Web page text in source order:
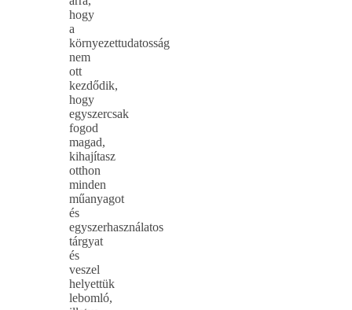
hogy
a
környezettudatosság
nem
ott
kezdődik,
hogy
egyszercsak
fogod
magad,
kihajítasz
otthon
minden
műanyagot
és
egyszerhasználatos
tárgyat
és
veszel
helyettük
lebomló,